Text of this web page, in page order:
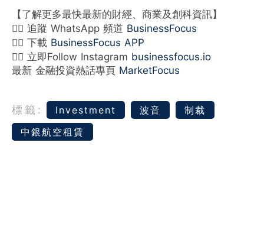
【了解更多最快最新的財經、商業及創科資訊】
👉🏻 追蹤 WhatsApp 頻道 BusinessFocus
👉🏻 下載 BusinessFocus APP
👉🏻 立即Follow Instagram businessfocus.io
最新 金融投資熱話專頁 MarketFocus
標籤: Investment 波音
制裁
中銀航空租賃